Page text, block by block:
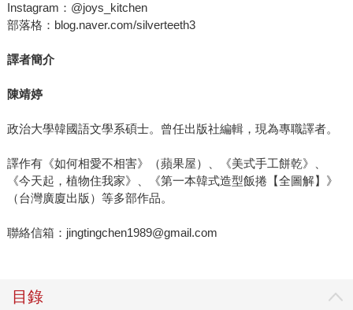
Instagram：@joys_kitchen
部落格：blog.naver.com/silverteeth3
譯者簡介
陳靖婷
政治大學韓國語文學系碩士。曾任出版社編輯，現為專職譯者。
譯作有《如何相愛不相害》（蘋果屋）、《美式手工餅乾》、
《今天起，植物住我家》、《第一本韓式造型飯捲【全圖解】》
（台灣廣廈出版）等多部作品。
聯絡信箱：jingtingchen1989@gmail.com
目錄